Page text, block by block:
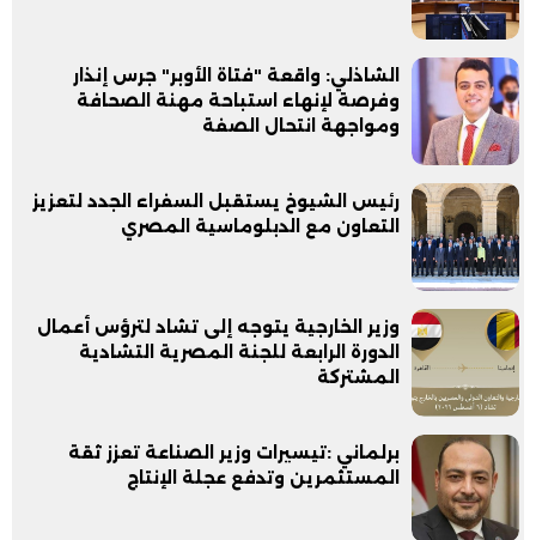
الشاذلي: واقعة "فتاة الأوبر" جرس إنذار
وفرصة لإنهاء استباحة مهنة الصحافة
ومواجهة انتحال الصفة
رئيس الشيوخ يستقبل السفراء الجدد لتعزيز
التعاون مع الدبلوماسية المصري
وزير الخارجية يتوجه إلى تشاد لترؤس أعمال
الدورة الرابعة للجنة المصرية التشادية
المشتركة
برلماني :تيسيرات وزير الصناعة تعزز ثقة
المستثمرين وتدفع عجلة الإنتاج